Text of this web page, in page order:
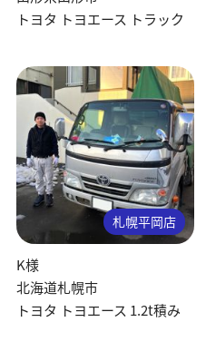
トヨタ トヨエース トラック
札幌平岡店
K様
北海道札幌市
トヨタ トヨエース 1.2t積み